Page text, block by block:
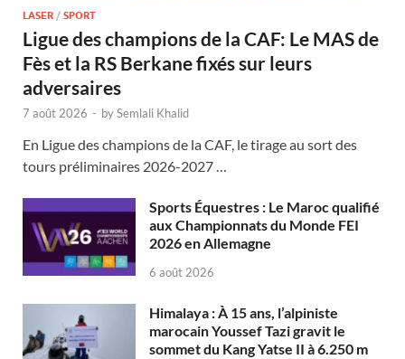
LASER / SPORT
Ligue des champions de la CAF: Le MAS de
Fès et la RS Berkane fixés sur leurs
adversaires
7 août 2026 - bySemlali Khalid
En Ligue des champions de la CAF, le tirage au sort des
tours préliminaires 2026-2027 …
Sports Équestres : Le Maroc qualifié
aux Championnats du Monde FEI
2026 en Allemagne
6 août 2026
Himalaya : À 15 ans, l’alpiniste
marocain Youssef Tazi gravit le
sommet du Kang Yatse II à 6.250 m